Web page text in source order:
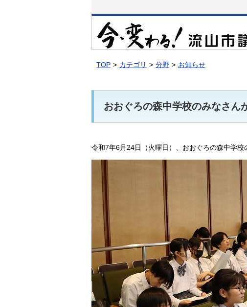
文
移
動
TOP カテゴリ 分野 お知らせ
おおぐろの森中学校のみなさん
令和7年6月24日（火曜日）、おおぐろの森中学